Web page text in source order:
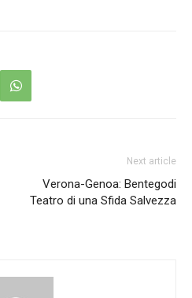
Next article
Verona-Genoa: Bentegodi
Teatro di una Sfida Salvezza